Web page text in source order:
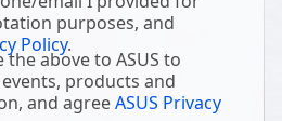
purposes, and
Policy.
above to ASUS to
events, products and
and agreeASUS Privacy